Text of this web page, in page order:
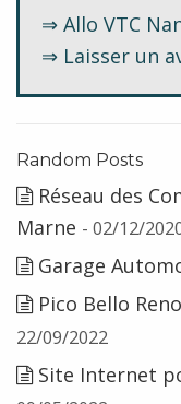
⇒ Allo VTC
⇒ Laisser un
Random Posts
Réseau des
Marne - 02/12/
Garage
Pico Bello
22/09/2022
Site Internet